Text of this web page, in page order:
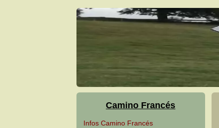
Camino Francés
Infos Camino Francés